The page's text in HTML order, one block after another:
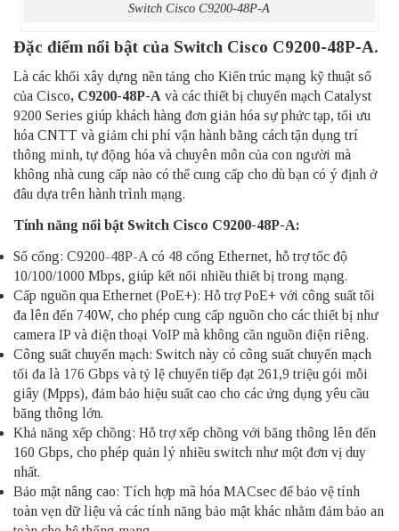
Switch Cisco C9200-48P-A
Đặc điểm nổi bật của Switch Cisco C9200-48P-A.
Là các khối xây dựng nền tảng cho Kiến trúc mạng kỹ thuật số
của Cisco, C9200-48P-A và các thiết bị chuyển mạch Catalyst
9200 Series giúp khách hàng đơn giản hóa sự phức tạp, tối ưu
hóa CNTT và giảm chi phí vận hành bằng cách tận dụng trí
thông minh, tự động hóa và chuyên môn của con người mà
không nhà cung cấp nào có thể cung cấp cho dù bạn có ý định ở
đâu dựa trên hành trình mạng.
Tính năng nổi bật Switch Cisco C9200-48P-A:
Số cổng: C9200-48P-A có 48 cổng Ethernet, hỗ trợ tốc độ
10/100/1000 Mbps, giúp kết nối nhiều thiết bị trong mạng.
Cấp nguồn qua Ethernet (PoE+): Hỗ trợ PoE+ với công suất tối
đa lên đến 740W, cho phép cung cấp nguồn cho các thiết bị như
camera IP và điện thoại VoIP mà không cần nguồn điện riêng.
Công suất chuyển mạch: Switch này có công suất chuyển mạch
tối đa là 176 Gbps và tỷ lệ chuyển tiếp đạt 261,9 triệu gói mỗi
giây (Mpps), đảm bảo hiệu suất cao cho các ứng dụng yêu cầu
băng thông lớn.
Khả năng xếp chồng: Hỗ trợ xếp chồng với băng thông lên đến
160 Gbps, cho phép quản lý nhiều switch như một đơn vị duy
nhất.
Bảo mật nâng cao: Tích hợp mã hóa MACsec để bảo vệ tính
toàn vẹn dữ liệu và các tính năng bảo mật khác nhằm đảm bảo an